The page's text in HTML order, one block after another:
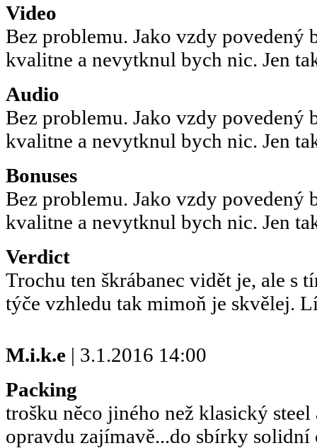
Video
Bez problemu. Jako vzdy povedený
kvalitne a nevytknul bych nic. Jen
Audio
Bez problemu. Jako vzdy povedený
kvalitne a nevytknul bych nic. Jen
Bonuses
Bez problemu. Jako vzdy povedený
kvalitne a nevytknul bych nic. Jen
Verdict
Trochu ten škrábanec vidět je, ale s
týče vzhledu tak mimoň je skvělej.
M.i.k.e | 3.1.2016 14:00
Packing
trošku něco jiného než klasický
opravdu zajímavě...do sbírky solidní